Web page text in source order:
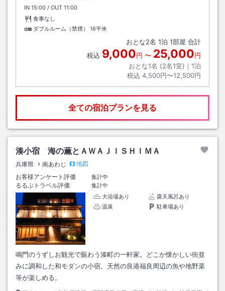
IN チェックイン
15:00 / OUT チェックアウト
11:00
食事なし
ダブルルーム（禁煙）
16平米
おとな2名 1泊 1部屋 合計
税込 9,000円 〜 25,000円
おとな1名 (2名1室)｜ 1泊
税込 4,500円〜12,500円
全ての宿泊プランを見る
湊小宿 海の薫とＡＷＡＪＩＳＨＩＭＡ
兵庫県 南あわじ
地図
お客様アンケート評価
集計中
るるぶトラベル評価
集計中
大浴場あり
露天風呂あり
温泉
駐車場あり
鳴門のうずしお観光で賑わう湊町の一軒家。どこか懐かしい街並
みに調和した和モダンの小宿。天然の良港福良周辺の魚や地野菜
等が楽しめる。